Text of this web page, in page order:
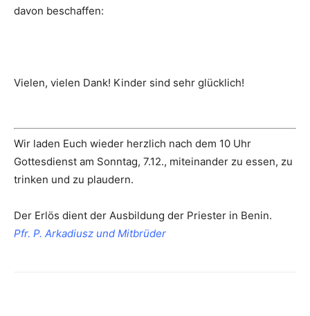
davon beschaffen:
Vielen, vielen Dank! Kinder sind sehr glücklich!
Wir laden Euch wieder herzlich nach dem 10 Uhr
Gottesdienst am Sonntag, 7.12., miteinander zu essen, zu
trinken und zu plaudern.
Der Erlös dient der Ausbildung der Priester in Benin.
Pfr. P. Arkadiusz und Mitbrüder